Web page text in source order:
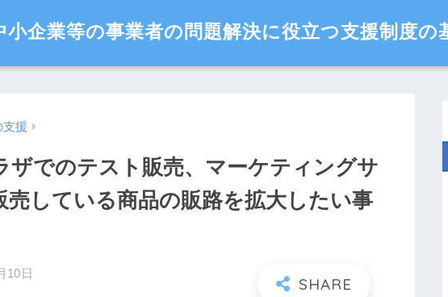
小企業等の事業者の問題解決に役立つ支援制度の
支援
ザでのテスト販売、マーケティングサ
売している商品の販路を拡大したい事
10日